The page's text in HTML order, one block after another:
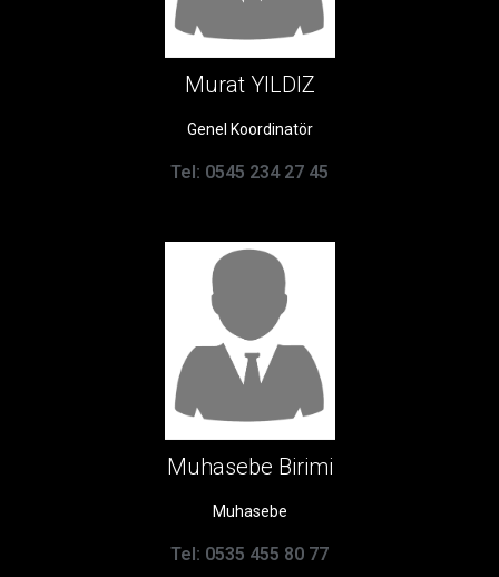
Murat YILDIZ
Genel Koordinatör
Tel: 0545 234 27 45
Muhasebe Birimi
Muhasebe
Tel: 0535 455 80 77